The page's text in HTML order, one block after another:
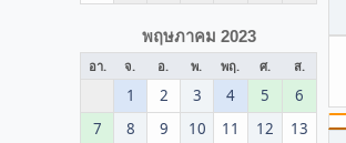
พฤษภาคม 2023
อา. จ. อ. พ. พฤ. ศ. ส.
1 2 3 4 5
6
7
8 9 10 11 12
13